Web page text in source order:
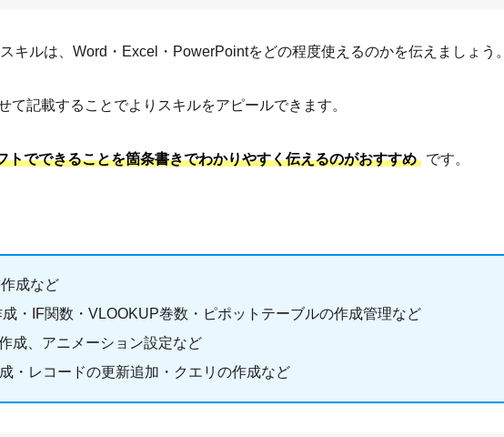
キルは、Word・Excel・PowerPointをどの程度使えるのかを伝えましょう。
て記載することでよりスキルをアピールできます。
トでできることを箇条書きでわかりやすく伝えるのがおすすめ です。
成など
・IF関数・VLOOKUP巻数・ピポットテーブルの作成管理など
成、アニメーション設定など
・レコードの更新追加・クエリの作成など